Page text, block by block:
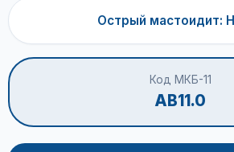
Острый мастоидит:
Код МКБ-11
AB11.0